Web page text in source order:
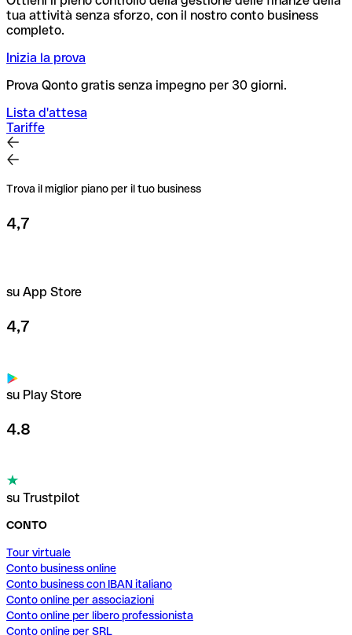
tua attività senza sforzo, con il nostro conto business
completo.
Inizia la prova
Prova Qonto gratis senza impegno per 30 giorni.
Lista d'attesa
Tariffe
Trova il miglior piano per il tuo business
4,7
su App Store
4,7
su Play Store
4.8
su Trustpilot
CONTO
Tour virtuale
Conto business online
Conto business con IBAN italiano
Conto online per associazioni
Conto online per libero professionista
Conto online per SRL